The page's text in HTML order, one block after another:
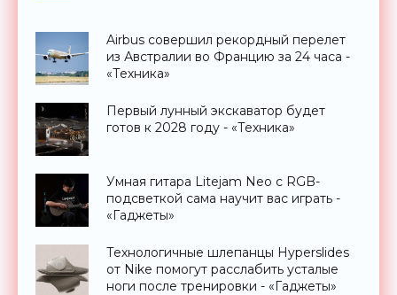
Airbus совершил рекордный перелет
из Австралии во Францию за 24 часа -
«Техника»
Первый лунный экскаватор будет
готов к 2028 году - «Техника»
Умная гитара Litejam Neo с RGB-
подсветкой сама научит вас играть -
«Гаджеты»
Технологичные шлепанцы Hyperslides
от Nike помогут расслабить усталые
ноги после тренировки - «Гаджеты»